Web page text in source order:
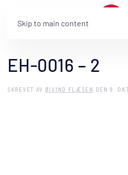
Skip to main content
EH-0016 – 2
SKREVET AV ØIVIND FLÆSEN DEN9.